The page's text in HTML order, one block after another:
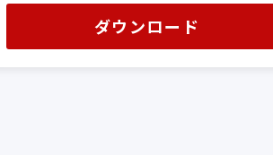
ダウンロード